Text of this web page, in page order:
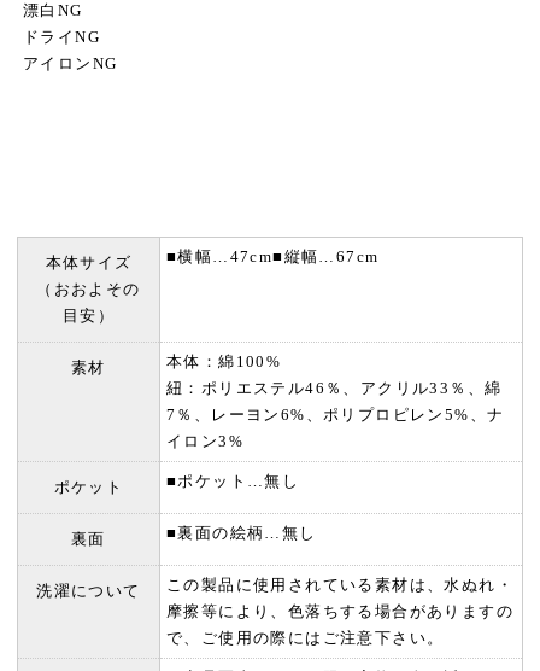
漂白NG
ドライNG
アイロンNG
本体サイズ
（おおよその
目安）
■横幅…47cm■縦幅…67cm
素材
本体：綿100%
紐：ポリエステル46％、アクリル33％、綿
7％、レーヨン6%、ポリプロピレン5%、ナ
イロン3%
ポケット ■ポケット…無し
裏面 ■裏面の絵柄…無し
洗濯について
この製品に使用されている素材は、水ぬれ・
摩擦等により、色落ちする場合がありますの
で、ご使用の際にはご注意下さい。